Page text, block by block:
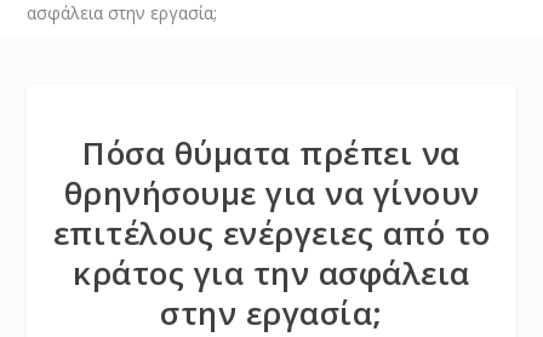
ασφάλεια στην εργασία;
Πόσα θύματα πρέπει να
θρηνήσουμε για να γίνουν
επιτέλους ενέργειες από το
κράτος για την ασφάλεια
στην εργασία;